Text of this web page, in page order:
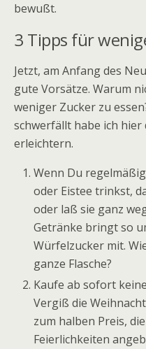
bewußt.
3 Tipps für
Jetzt, am Anfang des
gute Vorsätze. Warum
weniger Zucker zu
schwerfällt habe ich hier
erleichtern.
Wenn Du
oder Eistee trinkst,
oder laß sie ganz
Getränke bringt so
Würfelzucker mit.
ganze Flasche?
Kaufe ab sofort
Vergiß die
zum halben Preis,
Feierlichkeiten